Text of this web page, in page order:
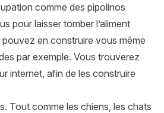
comme des pipolinos
pour laisser tomber l’aliment
en construire vous même
par exemple. Vous trouverez
internet, afin de les construire
. Tout comme les chiens, les chats